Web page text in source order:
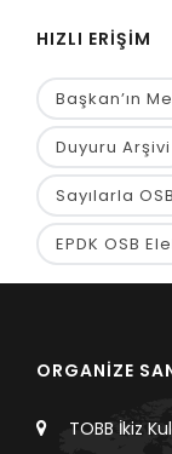
HIZLI ERİŞİM
Başkan’ın
Duyuru Arşivi
Sayılarla
EPDK OSB
ORGANİZE
TOBB İkiz